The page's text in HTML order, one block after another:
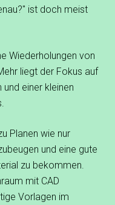
ist doch meist
Wiederholungen von
liegt der Fokus auf
einer kleinen
Planen wie nur
und eine gute
zu bekommen.
mit CAD
Vorlagen im